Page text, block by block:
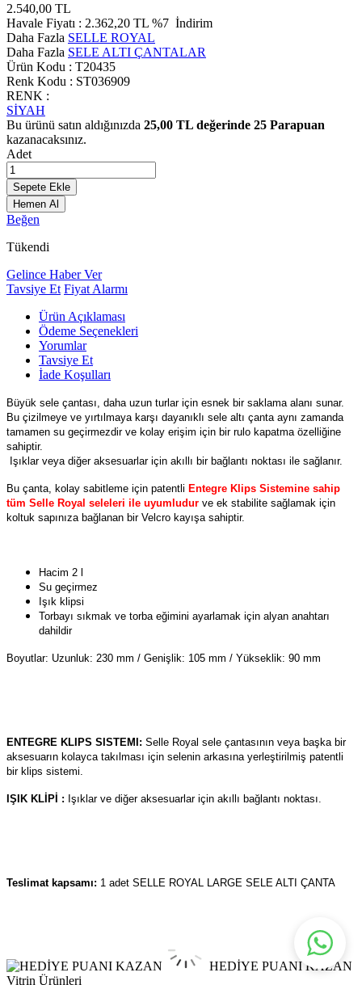
2.540,00 TL
Havale Fiyatı : 2.362,20 TL %7 İndirim
Daha Fazla SELLE ROYAL
Daha Fazla SELE ALTI ÇANTALAR
Ürün Kodu : T20435
Renk Kodu : ST036909
RENK :
SİYAH
Bu ürünü satın aldığınızda 25,00 TL değerinde 25 Parapuan
kazanacaksınız.
Adet
Sepete Ekle
Hemen Al
Beğen
Tükendi
Gelince Haber Ver
Tavsiye Et Fiyat Alarmı
Ürün Açıklaması
Ödeme Seçenekleri
Yorumlar
Tavsiye Et
İade Koşulları
Büyük sele çantası, daha uzun turlar için esnek bir saklama alanı sunar.
Bu çizilmeye ve yırtılmaya karşı dayanıklı sele altı çanta aynı zamanda
tamamen su geçirmezdir ve kolay erişim için bir rulo kapatma özelliğine
sahiptir.
Işıklar veya diğer aksesuarlar için akıllı bir bağlantı noktası ile sağlanır.
Bu çanta, kolay sabitleme için patentli Entegre Klips Sistemine sahip
tüm Selle Royal seleleri ile uyumludur ve ek stabilite sağlamak için
koltuk sapınıza bağlanan bir Velcro kayışa sahiptir.
Hacim 2 l
Su geçirmez
Işık klipsi
Torbayı sıkmak ve torba eğimini ayarlamak için alyan anahtarı
dahildir
Boyutlar: Uzunluk: 230 mm / Genişlik: 105 mm / Yükseklik: 90 mm
ENTEGRE KLIPS SISTEMI: Selle Royal sele çantasının veya başka bir
aksesuarın kolayca takılması için selenin arkasına yerleştirilmiş patentli
bir klips sistemi.
IŞIK KLİPİ : Işıklar ve diğer aksesuarlar için akıllı bağlantı noktası.
Teslimat kapsamı: 1 adet SELLE ROYAL LARGE SELE ALTI ÇANTA
HEDİYE PUANI KAZAN
Vitrin Ürünleri